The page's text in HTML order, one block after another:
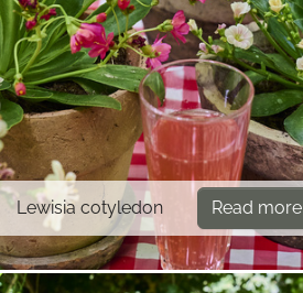
Lewisia cotyledon Read more